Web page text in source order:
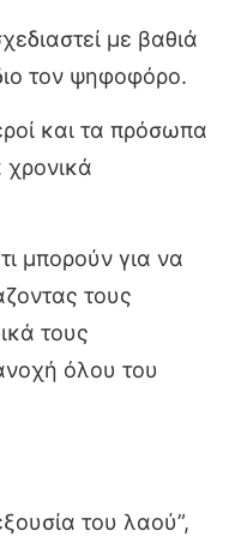
με βαθιά
τον ψηφοφόρο.
και τα πρόσωπα
χρονικά
μπορούν για να
τους
τους
όλου του
του λαού”,